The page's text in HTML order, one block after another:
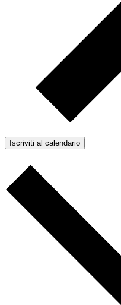
Iscriviti al calendario